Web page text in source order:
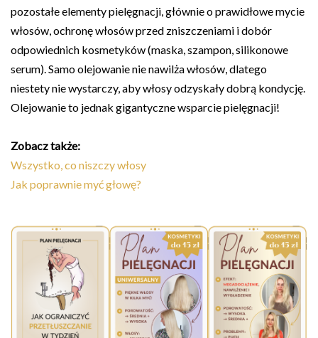
pozostałe elementy pielęgnacji, głównie o prawidłowe mycie
włosów, ochronę włosów przed zniszczeniami i dobór
odpowiednich kosmetyków (maska, szampon, silikonowe
serum). Samo olejowanie nie nawilża włosów, dlatego
niestety nie wystarczy, aby włosy odzyskały dobrą kondycję.
Olejowanie to jednak gigantyczne wsparcie pielęgnacji!
Zobacz także:
Wszystko, co niszczy włosy
Jak poprawnie myć głowę?